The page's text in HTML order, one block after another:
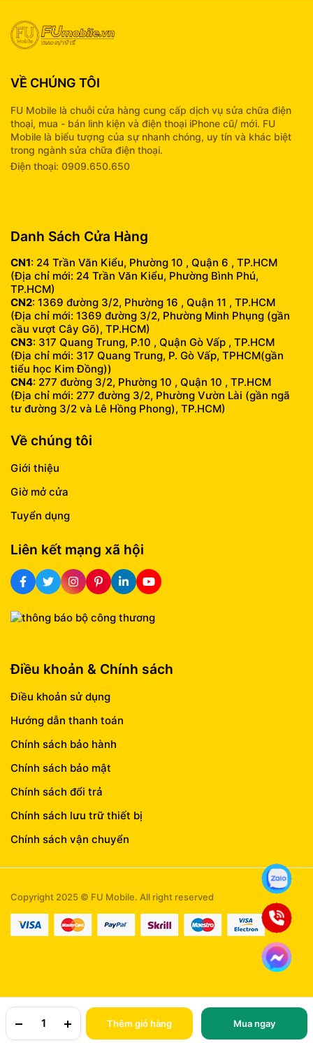
Thêm giỏ hàng Mua ngay
VỀ CHÚNG TÔI
FU Mobile là chuỗi cửa hàng cung cấp dịch vụ sửa chữa điện
thoại, mua - bán linh kiện và điện thoại iPhone cũ/ mới. FU
Mobile là biểu tượng của sự nhanh chóng, uy tín và khác biệt
trong ngành sửa chữa điện thoại.
Điện thoại: 0909.650.650
Danh Sách Cửa Hàng
CN1: 24 Trần Văn Kiểu, Phường 10 , Quận 6 , TP.HCM
(Địa chỉ mới: 24 Trần Văn Kiểu, Phường Bình Phú,
TP.HCM)
CN2: 1369 đường 3/2, Phường 16 , Quận 11 , TP.HCM
(Địa chỉ mới: 1369 đường 3/2, Phường Minh Phụng (gần
cầu vượt Cây Gõ), TP.HCM)
CN3: 317 Quang Trung, P.10 , Quận Gò Vấp , TP.HCM
(Địa chỉ mới: 317 Quang Trung, P. Gò Vấp, TPHCM(gần
tiểu học Kim Đồng))
CN4: 277 đường 3/2, Phường 10 , Quận 10 , TP.HCM
(Địa chỉ mới: 277 đường 3/2, Phường Vườn Lài (gần ngã
tư đường 3/2 và Lê Hồng Phong), TP.HCM)
Về chúng tôi
Giới thiệu
Giờ mở cửa
Tuyển dụng
Liên kết mạng xã hội
Điều khoản & Chính sách
Điều khoản sử dụng
Hướng dẫn thanh toán
Chính sách bảo hành
Chính sách bảo mật
Chính sách đổi trả
Chính sách lưu trữ thiết bị
Chính sách vận chuyển
Copyright 2025 © FU Mobile. All right reserved
TRANG CHỦ TÌM KIẾM YÊU THÍCH TÀI KHOẢN NGÀNH HÀNG